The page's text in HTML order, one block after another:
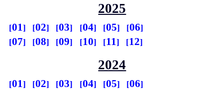
2025
01 02 03 04 05
06
07
08 09 10 11 12
2024
01 02 03 04 05
06